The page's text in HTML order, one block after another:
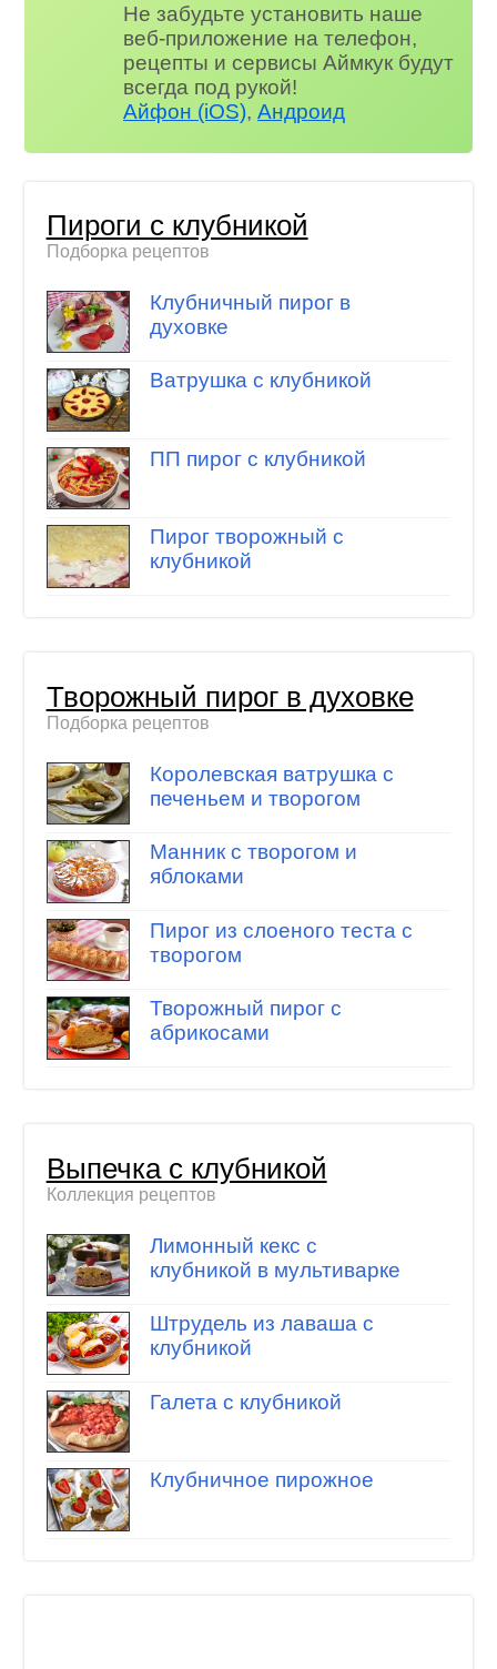
Не забудьте установить наше
веб-приложение на телефон,
рецепты и сервисы Аймкук будут
всегда под рукой!
Айфон (iOS),Андроид
Пироги с клубникой
Подборка рецептов
Клубничный пирог в
духовке
Ватрушка с клубникой
ПП пирог с клубникой
Пирог творожный с
клубникой
Творожный пирог в духовке
Подборка рецептов
Королевская ватрушка с
печеньем и творогом
Манник с творогом и
яблоками
Пирог из слоеного теста с
творогом
Творожный пирог с
абрикосами
Выпечка с клубникой
Коллекция рецептов
Лимонный кекс с
клубникой в мультиварке
Штрудель из лаваша с
клубникой
Галета с клубникой
Клубничное пирожное